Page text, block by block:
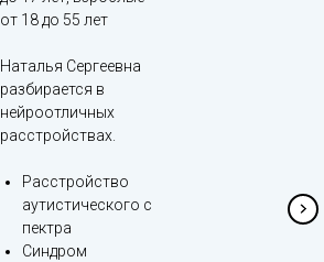
от 18 до 55 лет
Наталья Сергеевна
разбирается в
нейроотличных
расстройствах.
Расстройство
аутистического с
пектра
Синдром